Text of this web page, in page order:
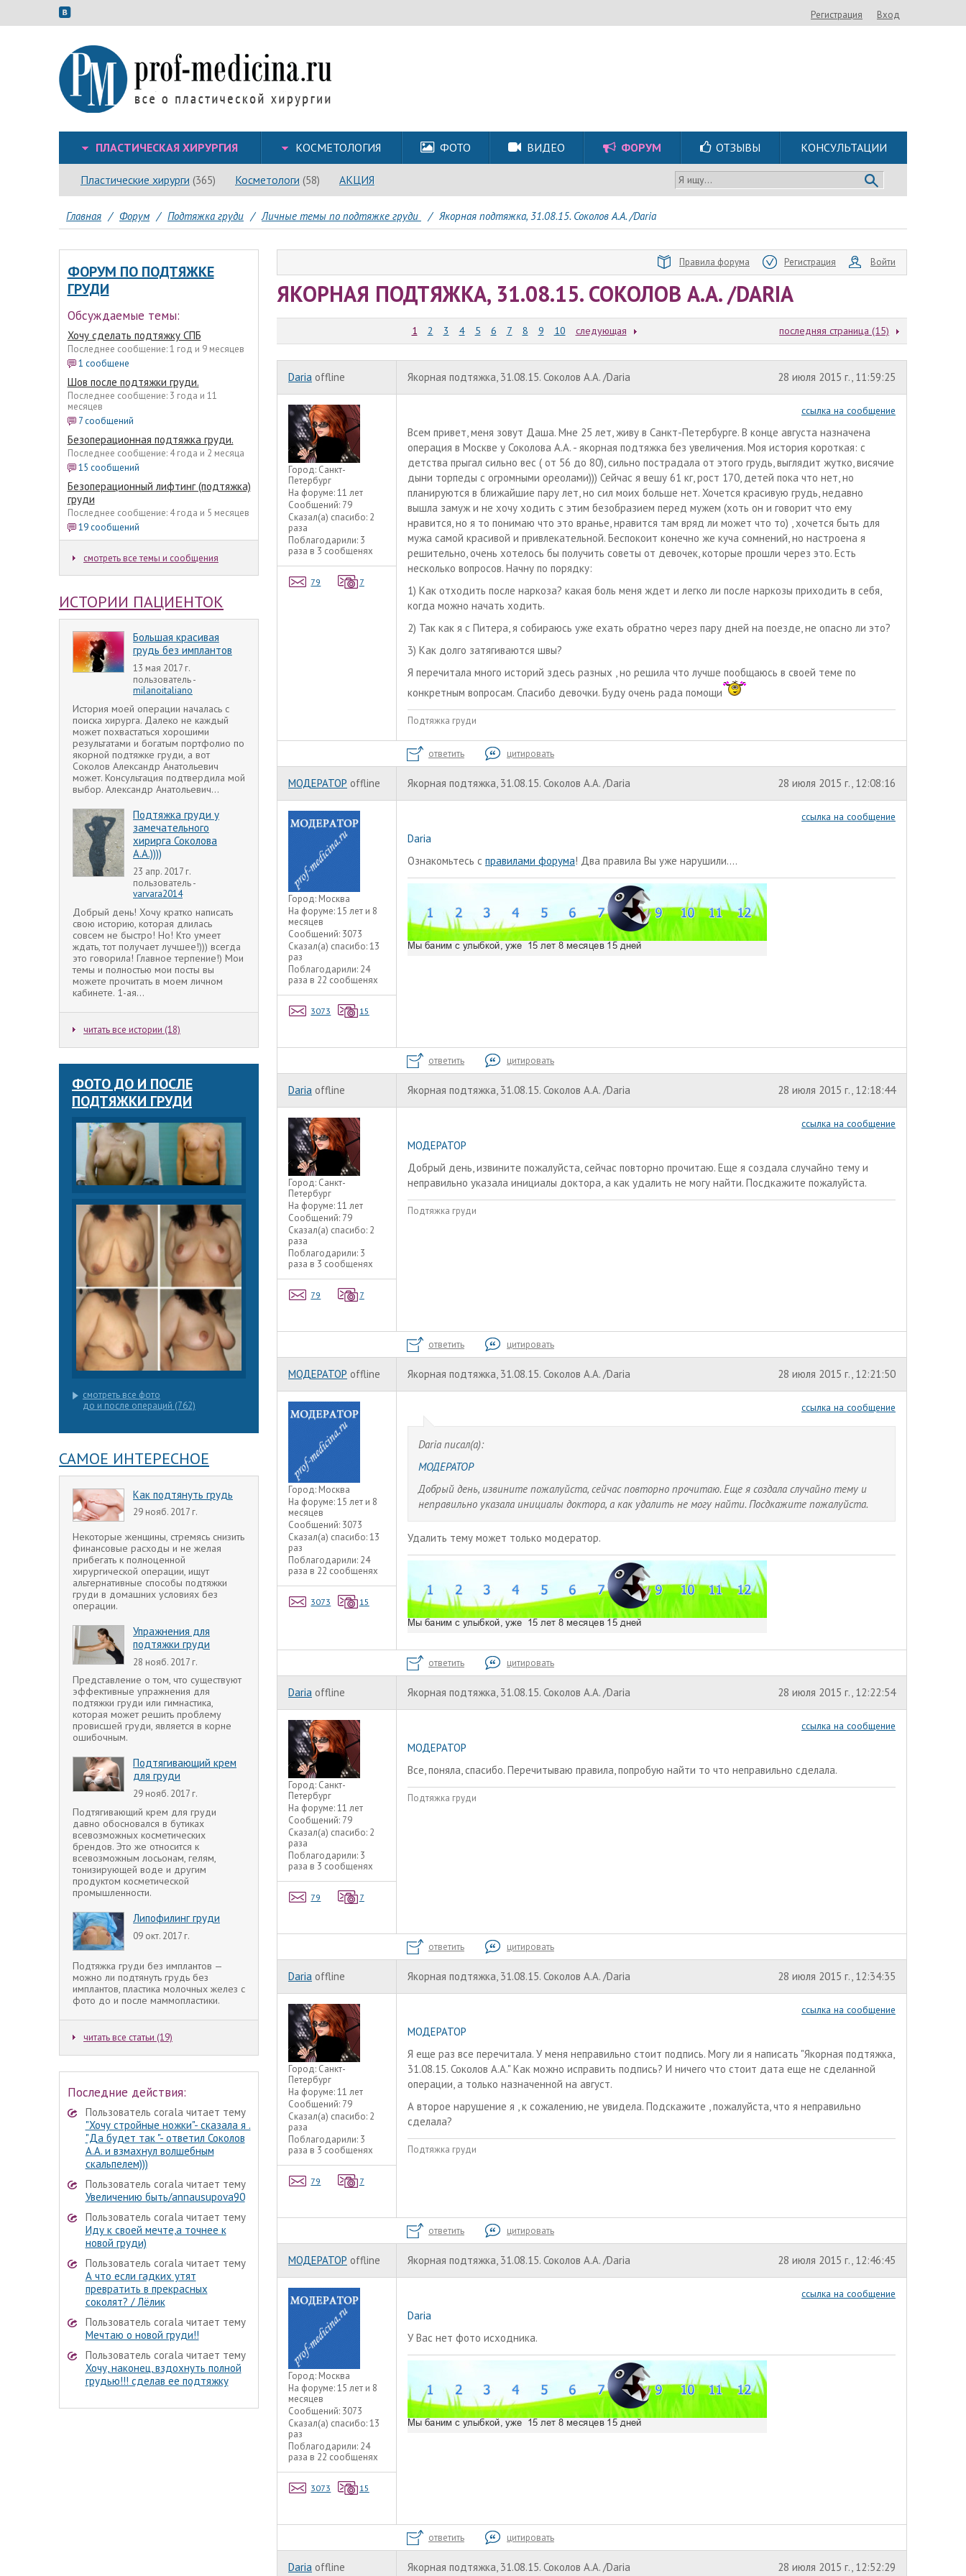
Регистрация Вход
ПЛАСТИЧЕСКАЯ ХИРУРГИЯ КОСМЕТОЛОГИЯ ФОТО ВИДЕО ФОРУМ ОТЗЫВЫ КОНСУЛЬТАЦИИ
Пластические хирурги (365) Косметологи (58) АКЦИЯ Я ищу...
Главная / Форум / Подтяжка груди / Личные темы по подтяжке груди / Якорная подтяжка, 31.08.15. Соколов А.А. /Daria
ФОРУМ ПО ПОДТЯЖКЕ
ГРУДИ
Обсуждаемые темы:
Хочу сделать подтяжку СПБ
Последнее сообщение: 1 год и 9 месяцев
1 сообщене
Шов после подтяжки груди.
Последнее сообщение: 3 года и 11
месяцев
7 сообщений
Безоперационная подтяжка груди.
Последнее сообщение: 4 года и 2 месяца
15 сообщений
Безоперационный лифтинг (подтяжка)
груди
Последнее сообщение: 4 года и 5 месяцев
19 сообщений
смотреть все темы и сообщения
ИСТОРИИ ПАЦИЕНТОК
Большая красивая
грудь без имплантов
13 мая 2017 г.
пользователь -
milanoitaliano
История моей операции началась с
поиска хирурга. Далеко не каждый
может похвастаться хорошими
результатами и богатым портфолио по
якорной подтяжке груди, а вот
Соколов Александр Анатольевич
может. Консультация подтвердила мой
выбор. Александр Анатольевич...
Подтяжка груди у
замечательного
хирирга Соколова
А.А.))))
23 апр. 2017 г.
пользователь -
varvara2014
Добрый день! Хочу кратко написать
свою историю, которая длилась
совсем не быстро! Но! Кто умеет
ждать, тот получает лучшее!))) всегда
это говорила! Главное терпение!) Мои
темы и полностью мои посты вы
можете прочитать в моем личном
кабинете. 1-ая...
читать все истории (18)
ФОТО ДО И ПОСЛЕ
ПОДТЯЖКИ ГРУДИ
смотреть все фото
до и после операций (762)
САМОЕ ИНТЕРЕСНОЕ
Как подтянуть грудь
29 нояб. 2017 г.
Некоторые женщины, стремясь снизить
финансовые расходы и не желая
прибегать к полноценной
хирургической операции, ищут
альтернативные способы подтяжки
груди в домашних условиях без
операции.
Упражнения для
подтяжки груди
28 нояб. 2017 г.
Представление о том, что существуют
эффективные упражнения для
подтяжки груди или гимнастика,
которая может решить проблему
провисшей груди, является в корне
ошибочным.
Подтягивающий крем
для груди
29 нояб. 2017 г.
Подтягивающий крем для груди
давно обосновался в бутиках
всевозможных косметических
брендов. Это же относится к
всевозможным лосьонам, гелям,
тонизирующей воде и другим
продуктом косметической
промышленности.
Липофилинг груди
09 окт. 2017 г.
Подтяжка груди без имплантов —
можно ли подтянуть грудь без
имплантов, пластика молочных желез с
фото до и после маммопластики.
читать все статьи (19)
Последние действия:
Пользователь corala читает тему
"Хочу стройные ножки"- сказала я .
"Да будет так "- ответил Соколов
А.А. и взмахнул волшебным
скальпелем)))
Пользователь corala читает тему
Увеличению быть/annausupova90
Пользователь corala читает тему
Иду к своей мечте,а точнее к
новой груди)
Пользователь corala читает тему
А что если гадких утят
превратить в прекрасных
соколят? / Лёлик
Пользователь corala читает тему
Мечтаю о новой груди!!
Пользователь corala читает тему
Хочу, наконец, вздохнуть полной
грудью!!! сделав ее подтяжку
Правила форума Регистрация Войти
ЯКОРНАЯ ПОДТЯЖКА, 31.08.15. СОКОЛОВ А.А. /DARIA
1 2 3 4 5 6 7 8 9 10 следующая последняя страница (15)
Daria offline Якорная подтяжка, 31.08.15. Соколов А.А. /Daria 28 июля 2015 г., 11:59:25
Город: Санкт-
Петербург
На форуме:11 лет
Сообщений: 79
Сказал(а) спасибо: 2
раза
Поблагодарили: 3
раза в 3 сообщенях
79 7
ссылка на сообщение
Всем привет, меня зовут Даша. Мне 25 лет, живу в Санкт-Петербурге. В конце августа назначена
операция в Москве у Соколова А.А. - якорная подтяжка без увеличения. Моя история короткая: с
детства прыгал сильно вес ( от 56 до 80), сильно пострадала от этого грудь, выглядит жутко, висячие
дыни торпеды с огромными ореолами))) Сейчас я вешу 61 кг, рост 170, детей пока что нет, но
планируются в ближайшие пару лет, но сил моих больше нет. Хочется красивую грудь, недавно
вышла замуж и не хочу ходить с этим безобразием перед мужем (хоть он и говорит что ему
нравится, но я то понимаю что это вранье, нравится там вряд ли может что то) , хочется быть для
мужа самой красивой и привлекательной. Беспокоит конечно же куча сомнений, но настроена я
решительно, очень хотелось бы получить советы от девочек, которые прошли через это. Есть
несколько вопросов. Начну по порядку:
1) Как отходить после наркоза? какая боль меня ждет и легко ли после наркозы приходить в себя,
когда можно начать ходить.
2) Так как я с Питера, я собираюсь уже ехать обратно через пару дней на поезде, не опасно ли это?
3) Как долго затягиваются швы?
Я перечитала много историй здесь разных , но решила что лучше пообщаюсь в своей теме по
конкретным вопросам. Спасибо девочки. Буду очень рада помощи
Подтяжка груди
ответить цитировать
МОДЕРАТОР offline Якорная подтяжка, 31.08.15. Соколов А.А. /Daria 28 июля 2015 г., 12:08:16
Город: Москва
На форуме:15 лет и 8
месяцев
Сообщений: 3073
Сказал(а) спасибо:13
раз
Поблагодарили: 24
раза в 22 сообщенях
3073 15
ссылка на сообщение
Daria
Ознакомьтесь с правилами форума! Два правила Вы уже нарушили....
ответить цитировать
Daria offline Якорная подтяжка, 31.08.15. Соколов А.А. /Daria 28 июля 2015 г., 12:18:44
Город: Санкт-
Петербург
На форуме:11 лет
Сообщений: 79
Сказал(а) спасибо: 2
раза
Поблагодарили: 3
раза в 3 сообщенях
79 7
ссылка на сообщение
МОДЕРАТОР
Добрый день, извините пожалуйста, сейчас повторно прочитаю. Еще я создала случайно тему и
неправильно указала инициалы доктора, а как удалить не могу найти. Посдкажите пожалуйста.
Подтяжка груди
ответить цитировать
МОДЕРАТОР offline Якорная подтяжка, 31.08.15. Соколов А.А. /Daria 28 июля 2015 г., 12:21:50
Город: Москва
На форуме:15 лет и 8
месяцев
Сообщений: 3073
Сказал(а) спасибо:13
раз
Поблагодарили: 24
раза в 22 сообщенях
3073 15
ссылка на сообщение
Daria писал(а):
МОДЕРАТОР
Добрый день, извините пожалуйста, сейчас повторно прочитаю. Еще я создала случайно тему и
неправильно указала инициалы доктора, а как удалить не могу найти. Посдкажите пожалуйста.
Удалить тему может только модератор.
ответить цитировать
Daria offline Якорная подтяжка, 31.08.15. Соколов А.А. /Daria 28 июля 2015 г., 12:22:54
Город: Санкт-
Петербург
На форуме:11 лет
Сообщений: 79
Сказал(а) спасибо: 2
раза
Поблагодарили: 3
раза в 3 сообщенях
79 7
ссылка на сообщение
МОДЕРАТОР
Все, поняла, спасибо. Перечитываю правила, попробую найти то что неправильно сделала.
Подтяжка груди
ответить цитировать
Daria offline Якорная подтяжка, 31.08.15. Соколов А.А. /Daria 28 июля 2015 г., 12:34:35
Город: Санкт-
Петербург
На форуме:11 лет
Сообщений: 79
Сказал(а) спасибо: 2
раза
Поблагодарили: 3
раза в 3 сообщенях
79 7
ссылка на сообщение
МОДЕРАТОР
Я еще раз все перечитала. У меня неправильно стоит подпись. Могу ли я написать "Якорная подтяжка,
31.08.15. Соколов А.А." Как можно исправить подпись? И ничего что стоит дата еще не сделанной
операции, а только назначенной на август.
А второе нарушение я , к сожалению, не увидела. Подскажите , пожалуйста, что я неправильно
сделала?
Подтяжка груди
ответить цитировать
МОДЕРАТОР offline Якорная подтяжка, 31.08.15. Соколов А.А. /Daria 28 июля 2015 г., 12:46:45
Город: Москва
На форуме:15 лет и 8
месяцев
Сообщений: 3073
Сказал(а) спасибо:13
раз
Поблагодарили: 24
раза в 22 сообщенях
3073 15
ссылка на сообщение
Daria
У Вас нет фото исходника.
ответить цитировать
Daria offline Якорная подтяжка, 31.08.15. Соколов А.А. /Daria 28 июля 2015 г., 12:52:29